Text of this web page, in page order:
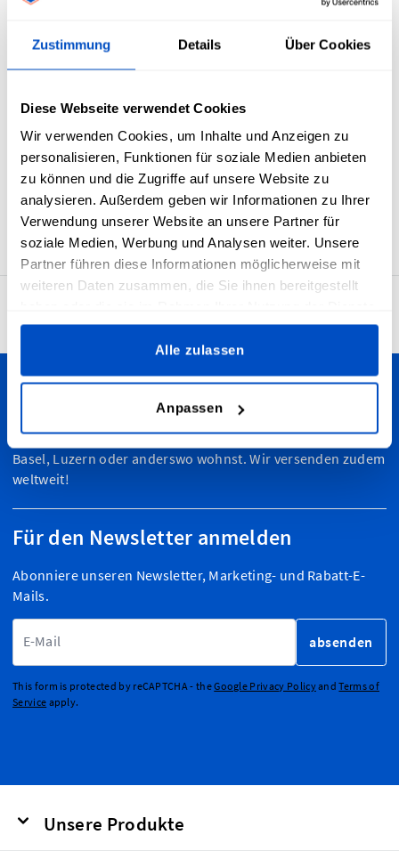
Zustimmung Details Über Cookies
Diese Webseite verwendet Cookies
Wir verwenden Cookies, um Inhalte und Anzeigen zu
personalisieren, Funktionen für soziale Medien anbieten
zu können und die Zugriffe auf unsere Website zu
analysieren. Außerdem geben wir Informationen zu Ihrer
Verwendung unserer Website an unsere Partner für
soziale Medien, Werbung und Analysen weiter. Unsere
Partner führen diese Informationen möglicherweise mit
weiteren Daten zusammen, die Sie ihnen bereitgestellt
gesammelt haben.
Alle zulassen
Anpassen
Richtige für dich! „Made in Portugal“-Etiketten und Labels
möchten, dass ihre Produkte mit portugiesischer
Handwerkskunst hergestellt wurden, sowie für jene, die aus
hinzufügen müssen. Unsere Etiketten haben eine
Nahtzugabe und eine horizontale Mittelfalz, sodass sie sich
leicht in deine Artikel einnähen lassen. Unsere „Made in
Portugal“-Labels werden mit Sorgfalt auf Jacquard-
Webstühlen hergestellt, was sie schön aussehen lässt und
robust macht.
Personalisiere deine Kreationen
Wir versenden in die Schweiz - egal, ob du in Bern, Zürich,
Basel, Luzern oder anderswo wohnst. Wir versenden zudem
weltweit!
Für den Newsletter anmelden
Abonniere unseren Newsletter, Marketing- und Rabatt-E-
Mails.
absenden
This form is protected by reCAPTCHA - theGoogle Privacy PolicyandTerms of
Service apply.
Unsere Produkte